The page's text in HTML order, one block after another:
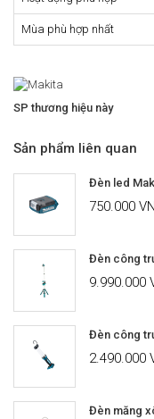
Mùa phù hợp nhất
SP thương hiệu này
Sản phẩm liên quan
Đèn led
750.000
Đèn công
9.990.000
Đèn công
2.490.000
Đèn măng